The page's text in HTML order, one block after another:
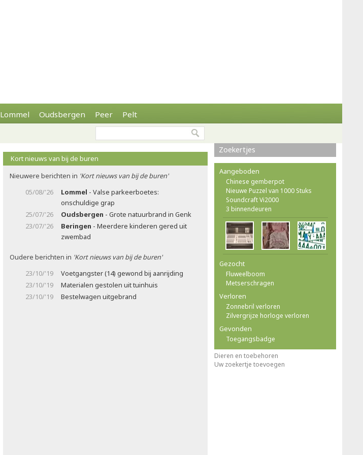
Lommel Oudsbergen Peer Pelt
Kort nieuws van bij de buren
Nieuwere berichten in 'Kort nieuws van bij de buren'
05/08/'26
Lommel - Valse parkeerboetes:
onschuldige grap
25/07/'26
Oudsbergen - Grote natuurbrand in Genk
23/07/'26
Beringen - Meerdere kinderen gered uit
zwembad
Oudere berichten in 'Kort nieuws van bij de buren'
23/10/'19
Voetgangster (14) gewond bij aanrijding
23/10/'19
Materialen gestolen uit tuinhuis
23/10/'19
Bestelwagen uitgebrand
Zoekertjes
Aangeboden
Chinese gemberpot
Nieuwe Puzzel van 1000 Stuks
Soundcraft Vi2000
3 binnendeuren
Gezocht
Fluweelboom
Metserschragen
Verloren
Zonnebril verloren
Zilvergrijze horloge verloren
Gevonden
Toegangsbadge
Dieren en toebehoren
Uw zoekertje toevoegen